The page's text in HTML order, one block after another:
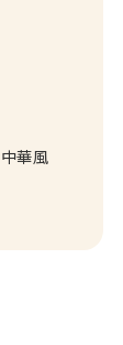
中華風